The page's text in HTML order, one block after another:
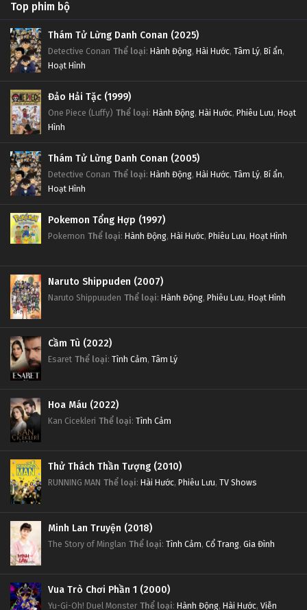
Top phim bộ
Thám Tử Lừng Danh Conan (2025)
Detective Conan Thể loại: Hành Động, Hài Hước, Tâm Lý, Bí ẩn,
Hoạt Hình
Đảo Hải Tặc (1999)
One Piece (Luffy) Thể loại: Hành Động, Hài Hước, Phiêu Lưu, Hoạt
Hình
Thám Tử Lừng Danh Conan (2005)
Detective Conan Thể loại: Hành Động, Hài Hước, Tâm Lý, Bí ẩn,
Hoạt Hình
Pokemon Tổng Hợp (1997)
Pokemon Thể loại: Hành Động, Hài Hước, Phiêu Lưu, Hoạt Hình
Naruto Shippuden (2007)
Naruto Shippuuden Thể loại: Hành Động, Phiêu Lưu, Hoạt Hình
Cầm Tù (2022)
Esaret Thể loại: Tình Cảm, Tâm Lý
Hoa Máu (2022)
Kan Cicekleri Thể loại: Tình Cảm
Thử Thách Thần Tượng (2010)
RUNNING MAN Thể loại: Hài Hước, Phiêu Lưu, TV Shows
Minh Lan Truyện (2018)
The Story of Minglan Thể loại: Tình Cảm, Cổ Trang, Gia Đình
Vua Trò Chơi Phần 1 (2000)
Yu-Gi-Oh! Duel Monster Thể loại: Hành Động, Hài Hước, Viễn